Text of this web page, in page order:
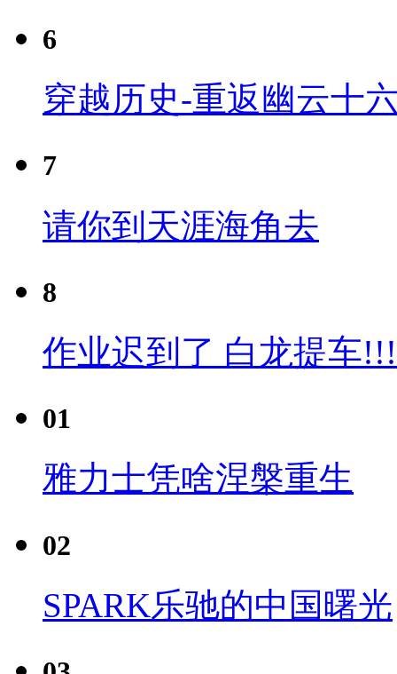
6
穿越历史-重返幽云十
7
请你到天涯海角去
8
作业迟到了 白龙提车
01
雅力士凭啥涅槃重生
02
SPARK乐驰的中国曙光